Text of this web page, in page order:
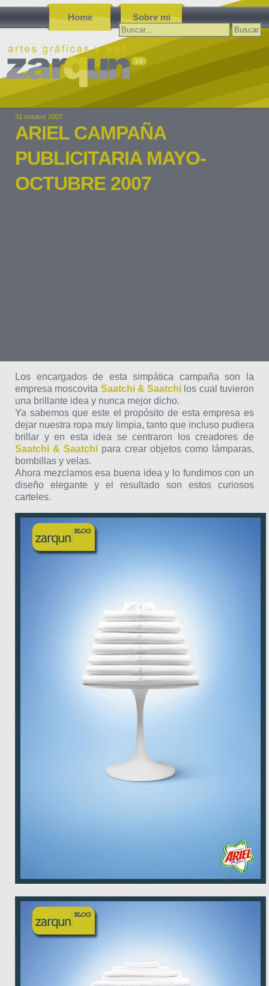
Home Sobre mi
Buscar:
31 octubre 2007
ARIEL CAMPAÑA
PUBLICITARIA MAYO-
OCTUBRE 2007
Los encargados de esta simpática campaña son la
empresa moscovita Saatchi & Saatchi los cual tuvieron
una brillante idea y nunca mejor dicho.
Ya sabemos que este el propósito de esta empresa es
dejar nuestra ropa muy limpia, tanto que incluso pudiera
brillar y en esta idea se centraron los creadores de
Saatchi & Saatchi para crear objetos como lámparas,
bombillas y velas.
Ahora mezclamos esa buena idea y lo fundimos con un
diseño elegante y el resultado son estos curiosos
carteles.